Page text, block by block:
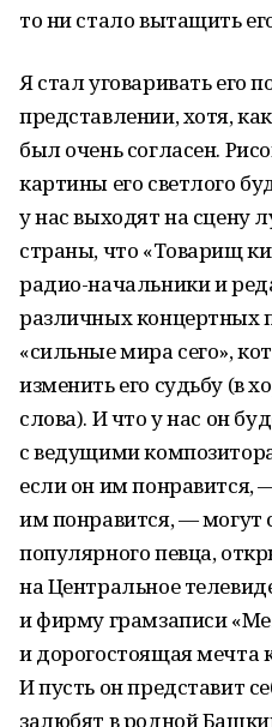
то ни стало вытащить
Я стал уговаривать его
представлении, хотя,
был очень согласен.
картины его светлого
у нас выходят на сцену
страны, что «Товарищ
радио-начальники и
различных концертных
«сильные мира сего»,
изменить его судьбу (в
слова). И что у нас он
с ведущими
если он им понравится,
им понравится, — могут
популярного певца,
на Центральное
и фирму грамзаписи
и дорогостоящая мечта
И пусть он представит
залюбят в родной